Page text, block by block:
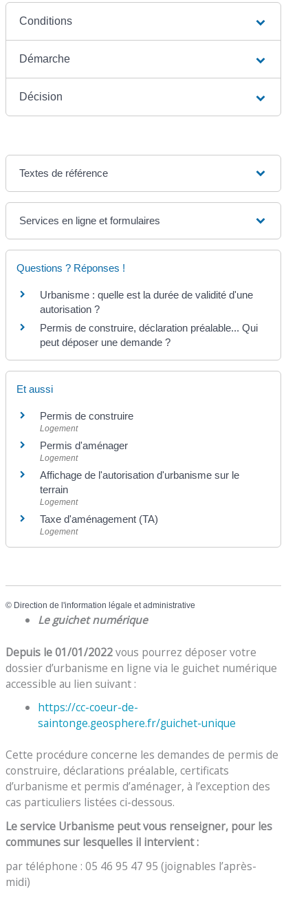
Conditions
Démarche
Décision
Textes de référence
Services en ligne et formulaires
Questions ? Réponses !
Urbanisme : quelle est la durée de validité d'une
autorisation ?
Permis de construire, déclaration préalable... Qui
peut déposer une demande ?
Et aussi
Permis de construire
Logement
Permis d'aménager
Logement
Affichage de l'autorisation d'urbanisme sur le
terrain
Logement
Taxe d'aménagement (TA)
Logement
© Direction de l'information légale et administrative
Le guichet numérique
Depuis le 01/01/2022vous pourrez déposer votre
dossier d’urbanisme en ligne via le guichet numérique
accessible au lien suivant :
https://cc-coeur-de-
saintonge.geosphere.fr/guichet-unique
Cette procédure concerne les demandes de permis de
construire, déclarations préalable, certificats
d’urbanisme et permis d’aménager, à l’exception des
cas particuliers listées ci-dessous.
Le service Urbanisme peut vous renseigner, pour les
communes sur lesquelles il intervient :
par téléphone : 05 46 95 47 95 (joignables l’après-
midi)